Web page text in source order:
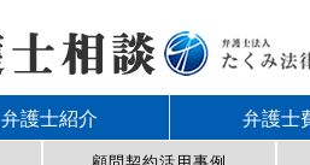
弁護士紹介 弁護士